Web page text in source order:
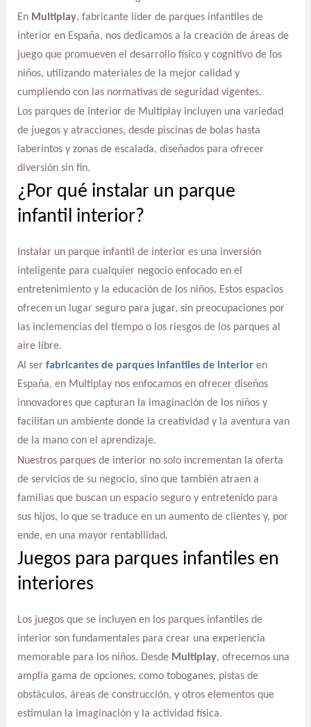
En Multiplay, fabricante líder de parques infantiles de
interior en España, nos dedicamos a la creación de áreas de
juego que promueven el desarrollo físico y cognitivo de los
niños, utilizando materiales de la mejor calidad y
cumpliendo con las normativas de seguridad vigentes.
Los parques de interior de Multiplay incluyen una variedad
de juegos y atracciones, desde piscinas de bolas hasta
laberintos y zonas de escalada, diseñados para ofrecer
diversión sin fin.
¿Por qué instalar un parque
infantil interior?
Instalar un parque infantil de interior es una inversión
inteligente para cualquier negocio enfocado en el
entretenimiento y la educación de los niños. Estos espacios
ofrecen un lugar seguro para jugar, sin preocupaciones por
las inclemencias del tiempo o los riesgos de los parques al
aire libre.
Al ser fabricantes de parques infantiles de interioren
España, en Multiplay nos enfocamos en ofrecer diseños
innovadores que capturan la imaginación de los niños y
facilitan un ambiente donde la creatividad y la aventura van
de la mano con el aprendizaje.
Nuestros parques de interior no solo incrementan la oferta
de servicios de su negocio, sino que también atraen a
familias que buscan un espacio seguro y entretenido para
sus hijos, lo que se traduce en un aumento de clientes y, por
ende, en una mayor rentabilidad.
Juegos para parques infantiles en
interiores
Los juegos que se incluyen en los parques infantiles de
interior son fundamentales para crear una experiencia
memorable para los niños. Desde Multiplay, ofrecemos una
amplia gama de opciones, como toboganes, pistas de
obstáculos, áreas de construcción, y otros elementos que
estimulan la imaginación y la actividad física.